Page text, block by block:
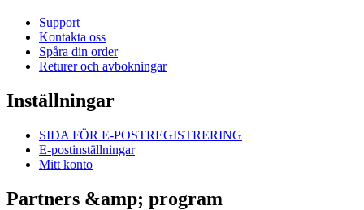
Support
Kontakta oss
Spåra din order
Returer och avbokningar
Inställningar
SIDA FÖR E-POSTREGISTRERING
E-postinställningar
Mitt konto
Partners &amp; program